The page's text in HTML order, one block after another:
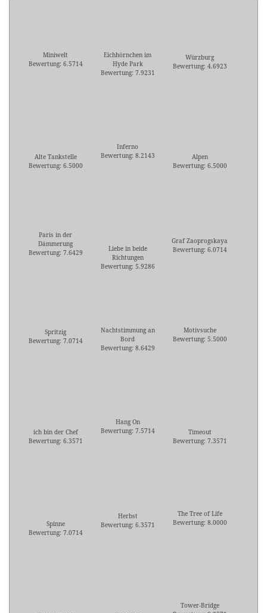
Miniwelt
Bewertung: 6.5714
Eichhörnchen im
Hyde Park
Bewertung: 7.9231
Würzburg
Bewertung: 4.6923
Alte Tankstelle
Bewertung: 6.5000
Inferno
Bewertung: 8.2143
Alpen
Bewertung: 6.5000
Paris in der
Dämmerung
Bewertung: 7.6429
Liebe in beide
Richtungen
Bewertung: 5.9286
Graf Zaoprogskaya
Bewertung: 6.0714
Spritzig
Bewertung: 7.0714
Nachtstimmung an
Bord
Bewertung: 8.6429
Motivsuche
Bewertung: 5.5000
ich bin der Chef
Bewertung: 6.3571
Hang On
Bewertung: 7.5714
Timeout
Bewertung: 7.3571
Spinne
Bewertung: 7.0714
Herbst
Bewertung: 6.3571
The Tree of Life
Bewertung: 8.0000
Tower-Bridge